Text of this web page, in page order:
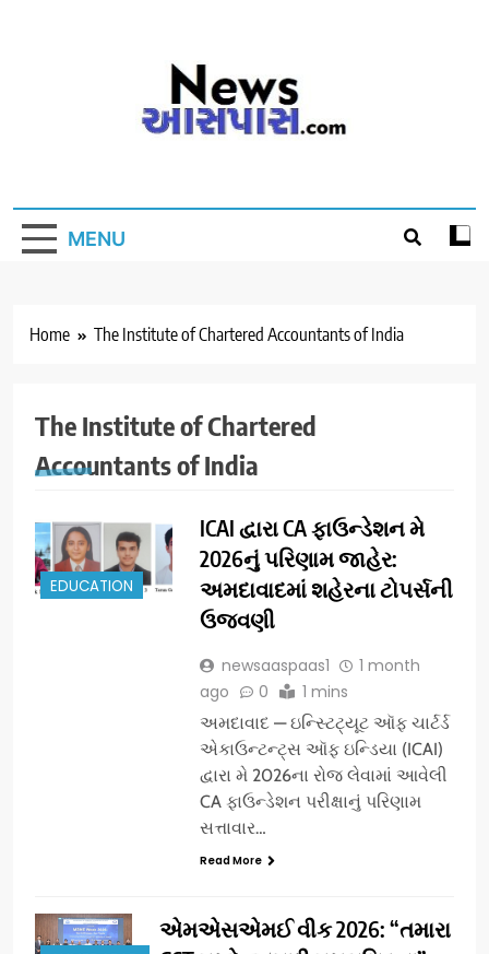
MENU
Home The Institute of Chartered Accountants of India
The Institute of Chartered
Accountants of India
EDUCATION
ICAI દ્વારા CA ફાઉન્ડેશન મે
2026નું પરિણામ જાહેર:
અમદાવાદમાં શહેરના ટોપર્સની
ઉજવણી
newsaaspaas1
1 month
ago
0 1 mins
અમદાવાદ — ઇન્સ્ટિટ્યૂટ ઑફ ચાર્ટર્ડ
એકાઉન્ટન્ટ્સ ઑફ ઇન્ડિયા (ICAI)
દ્વારા મે 2026ના રોજ લેવામાં આવેલી
CA ફાઉન્ડેશન પરીક્ષાનું પરિણામ
સત્તાવાર…
Read More
એમએસએમઈ વીક 2026: “તમારા